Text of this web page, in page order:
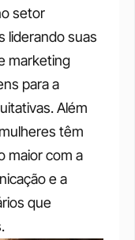
setor
liderando suas
marketing
para a
Além
têm
maior com a
e a
que